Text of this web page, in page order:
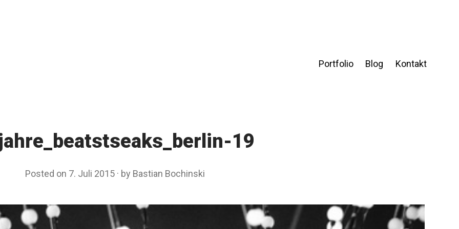
Portfolio Blog Kontakt
19
Posted on 7. Juli 2015 by Bastian Bochinski